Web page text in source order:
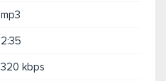
mp3
2:35
320 kbps